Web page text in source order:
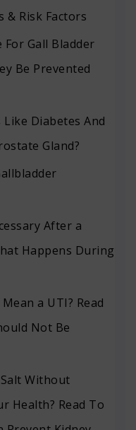
& Risk Factors
For Gall Bladder
Be Prevented
Like Diabetes And
Gland?
After a
Happens During
a UTI? Read
Not Be
Without
Health? Read To